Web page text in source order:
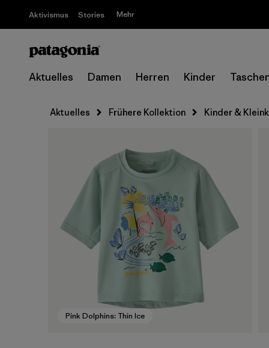
Aktivismus Stories Mehr
Aktuelles Damen Herren Kinder
Aktuelles Frühere Kollektion Kinder &
Pink Dolphins: Thin Ice